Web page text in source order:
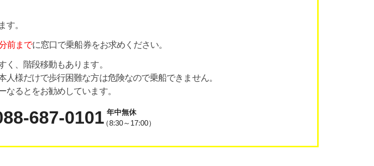
。
前までに窓口で乗船券をお求めください。
、階段移動もあります。
様だけで歩行困難な方は危険なので乗船できません。
るとをお勧めしています。
687-0101 年中無休
（8:30～17:00）